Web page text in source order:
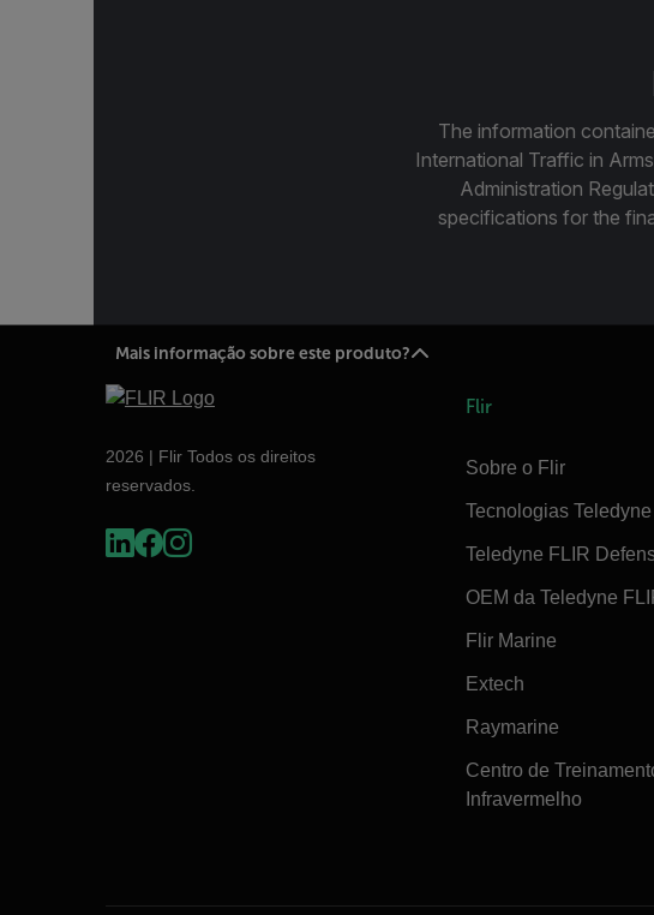
The information
International Traffic in
Administration
specifications for the
Mais informação sobre este produto?
2026 | Flir Todos os direitos
reservados.
Flir
Sobre o Flir
Tecnologias Teledyne
Teledyne FLIR
OEM da Teledyne
Flir Marine
Extech
Raymarine
Centro de
Infravermelho